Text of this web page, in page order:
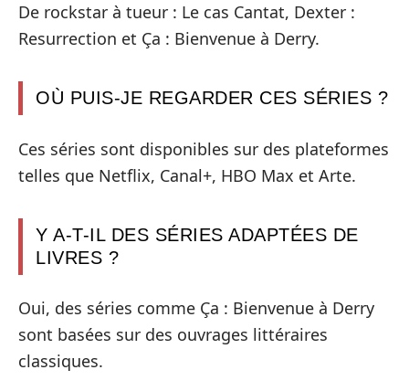
De rockstar à tueur : Le cas Cantat, Dexter :
Resurrection et Ça : Bienvenue à Derry.
OÙ PUIS-JE REGARDER CES SÉRIES ?
Ces séries sont disponibles sur des plateformes
telles que Netflix, Canal+, HBO Max et Arte.
Y A-T-IL DES SÉRIES ADAPTÉES DE
LIVRES ?
Oui, des séries comme Ça : Bienvenue à Derry
sont basées sur des ouvrages littéraires
classiques.